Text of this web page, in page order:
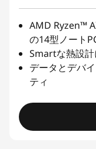
AMD Ryzen™
の14型ノート
Smartな熱設計
データとデバ
ティ